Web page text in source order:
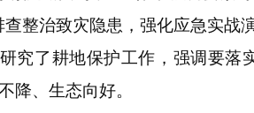
查整治致灾隐患，强化应急实战
了耕地保护工作，强调要落实
降、生态向好。